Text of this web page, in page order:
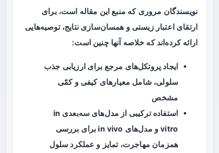
نویسندگان مروری که منبع این مقاله است، برای
ارتقای اعتبار زیستی و همسان‌سازی نتایج، توصیه‌هایی
ارائه کرده‌اند که خلاصه آنها چنین است:
ایجاد پروتکل‌های مرجع برای ارزیابی جذب
سلولی، شامل معیارهای کیفی و کمّی
مشخص
استفاده ترکیبی از مدل‌های سه‌بعدی in
vitro و مدل‌های in vivo برای بررسی
همزمان مهاجرت، تمایز و عملکرد سلول